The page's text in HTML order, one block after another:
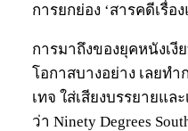
การยกย่อง ‘สารคดีเรื่อ
การมาถึงของยุคหนังเงี
โอกาสบางอย่าง เลยท
เทจ ใส่เสียงบรรยายแล
ว่า Ninety Degrees